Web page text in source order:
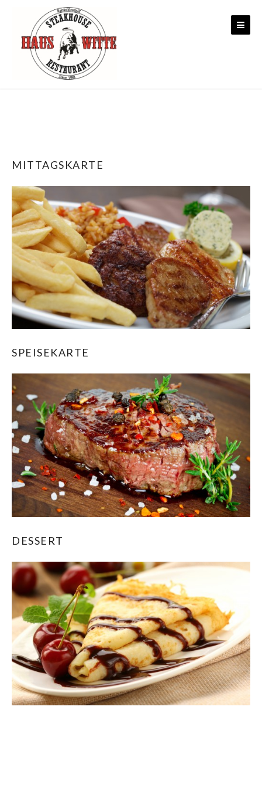
Skip to content
MITTAGSKARTE
SPEISEKARTE
DESSERT